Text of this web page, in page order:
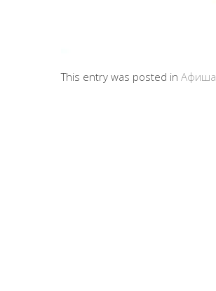
This entry was posted in Афиша